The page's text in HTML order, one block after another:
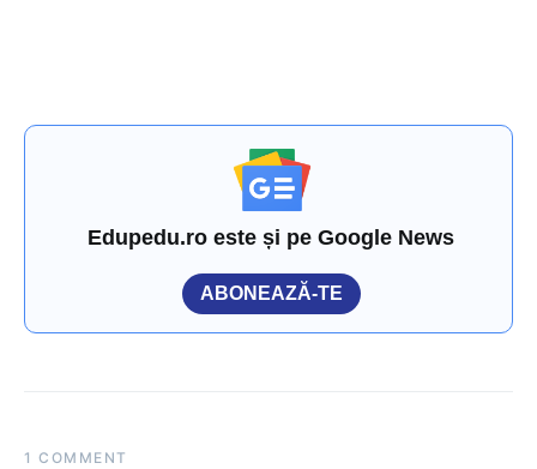
Edupedu.ro este și pe Google News
ABONEAZĂ-TE
1 COMMENT